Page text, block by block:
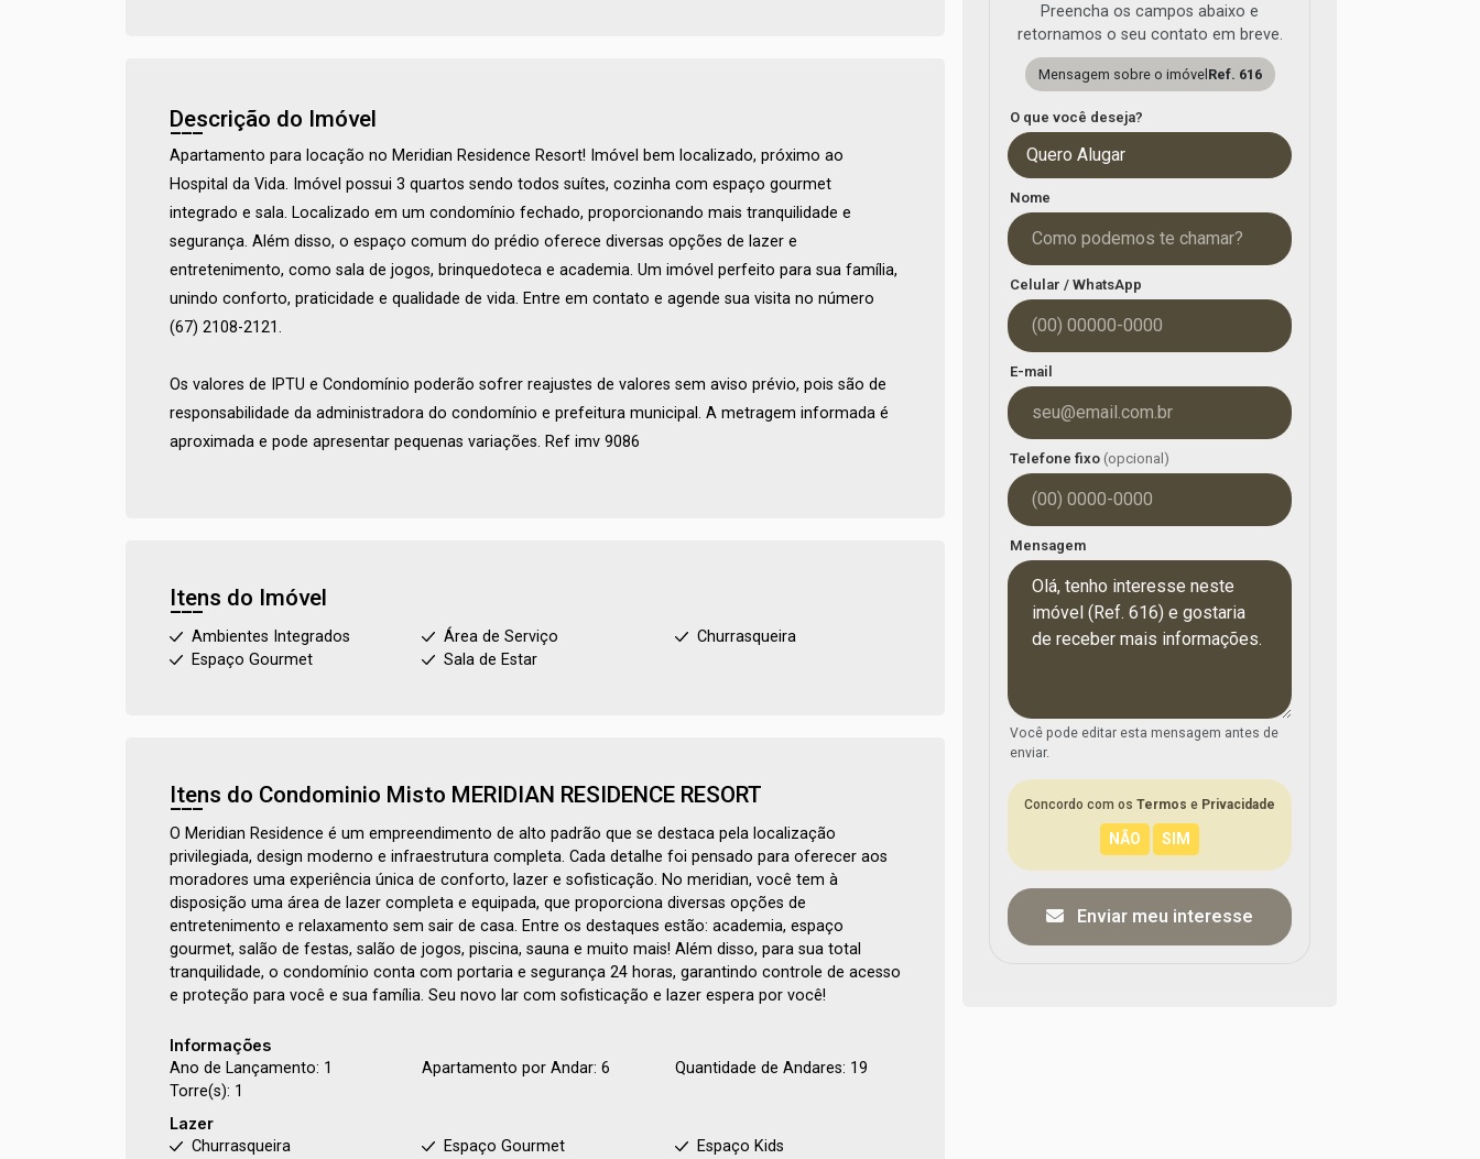
Descrição do Imóvel
Apartamento para locação no Meridian Residence Resort! Imóvel bem localizado, próximo ao
Hospital da Vida. Imóvel possui 3 quartos sendo todos suítes, cozinha com espaço gourmet
integrado e sala. Localizado em um condomínio fechado, proporcionando mais tranquilidade e
segurança. Além disso, o espaço comum do prédio oferece diversas opções de lazer e
entretenimento, como sala de jogos, brinquedoteca e academia. Um imóvel perfeito para sua família,
unindo conforto, praticidade e qualidade de vida. Entre em contato e agende sua visita no número
(67) 2108-2121.
Os valores de IPTU e Condomínio poderão sofrer reajustes de valores sem aviso prévio, pois são de
responsabilidade da administradora do condomínio e prefeitura municipal. A metragem informada é
aproximada e pode apresentar pequenas variações. Ref imv 9086
Itens do Imóvel
Ambientes Integrados Área de Serviço
Churrasqueira
Espaço Gourmet
Sala de Estar
Itens do Condominio Misto MERIDIAN RESIDENCE RESORT
O Meridian Residence é um empreendimento de alto padrão que se destaca pela localização
privilegiada, design moderno e infraestrutura completa. Cada detalhe foi pensado para oferecer aos
moradores uma experiência única de conforto, lazer e sofisticação. No meridian, você tem à
disposição uma área de lazer completa e equipada, que proporciona diversas opções de
entretenimento e relaxamento sem sair de casa. Entre os destaques estão: academia, espaço
gourmet, salão de festas, salão de jogos, piscina, sauna e muito mais! Além disso, para sua total
tranquilidade, o condomínio conta com portaria e segurança 24 horas, garantindo controle de acesso
e proteção para você e sua família. Seu novo lar com sofisticação e lazer espera por você!
Informações
Ano de Lançamento: 1
Apartamento por Andar: 6
Quantidade de Andares: 19
Torre(s): 1
Lazer
Churrasqueira
Espaço Gourmet
Espaço Kids
Preencha os campos abaixo e
retornamos o seu contato em breve.
Mensagem sobre o imóvel Ref. 616
O que você deseja?
Quero Alugar
Nome
Celular / WhatsApp
E-mail
Telefone fixo (opcional)
Mensagem
Você pode editar esta mensagem antes de
enviar.
Concordo com os Termos e Privacidade
Enviar meu interesse